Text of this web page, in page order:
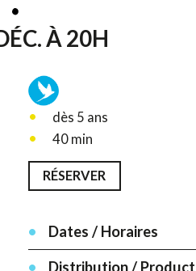
À 20H
dès 5 ans
40 min
RÉSERVER
Dates / Horaires
Distribution /